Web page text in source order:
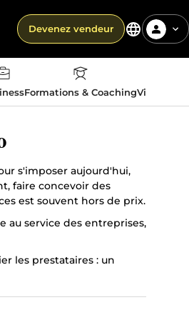
Devenez vendeur
Formations & CoachingVie
s'imposer aujourd'hui,
faire concevoir des
est souvent hors de prix.
service des entreprises,
les prestataires : un